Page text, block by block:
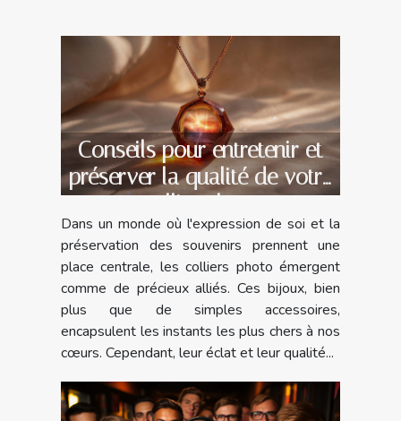
Conseils pour entretenir et
préserver la qualité de votre
collier photo
Dans un monde où l'expression de soi et la
préservation des souvenirs prennent une
place centrale, les colliers photo émergent
comme de précieux alliés. Ces bijoux, bien
plus que de simples accessoires,
encapsulent les instants les plus chers à nos
cœurs. Cependant, leur éclat et leur qualité...